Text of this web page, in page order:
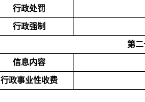
行政处罚
行政强制
第
信息内容
行政事业性收费